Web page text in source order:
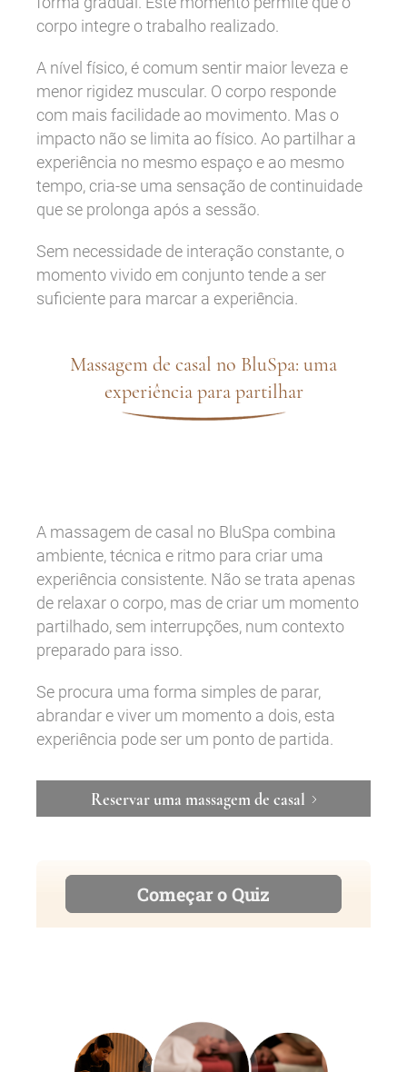
corpo integre o trabalho realizado.
A nível físico, é comum sentir maior leveza e
menor rigidez muscular. O corpo responde
com mais facilidade ao movimento. Mas o
impacto não se limita ao físico. Ao partilhar a
experiência no mesmo espaço e ao mesmo
tempo, cria-se uma sensação de continuidade
que se prolonga após a sessão.
Sem necessidade de interação constante, o
momento vivido em conjunto tende a ser
suficiente para marcar a experiência.
Massagem de casal no BluSpa: uma
experiência para partilhar
A massagem de casal no BluSpa combina
ambiente, técnica e ritmo para criar uma
experiência consistente. Não se trata apenas
de relaxar o corpo, mas de criar um momento
partilhado, sem interrupções, num contexto
preparado para isso.
Se procura uma forma simples de parar,
abrandar e viver um momento a dois, esta
experiência pode ser um ponto de partida.
Reservar uma massagem de casal